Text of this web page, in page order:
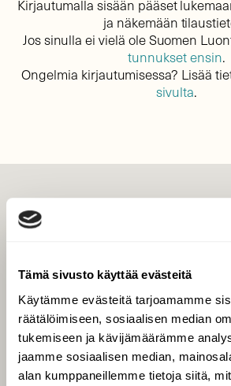
Tämä sivusto käyttää evästeitä
Käytämme evästeitä tarjoamamme
räätälöimiseen, sosiaalisen median
tukemiseen ja kävijämäärämme
jaamme sosiaalisen median,
alan kumppaneillemme tietoja siitä,
Kirjautumalla sisään pääset
ja näkemään
Jos sinulla ei vielä ole Suomen
tunnukset ensin.
Ongelmia kirjautumisessa? Lisää
sivulta.
Tilaa
Äänestä
Tilaa